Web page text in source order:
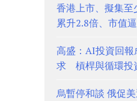
香港上市、擬集
累升2.8倍、市值
高盛：AI投資回
求 槓桿與循環投
烏暫停和談 俄促